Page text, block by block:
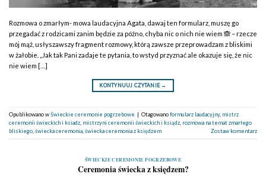
Rozmowa o zmarłym- mowa laudacyjna Agata, dawaj ten formularz, muszę go
przegadać z rodzicami zanim będzie za późno, chyba nic o nich nie wiem 🙈 – rzecze
mój mąż, usłyszawszy fragment rozmowy, którą zawsze przeprowadzam z bliskimi
w żałobie. „Jak tak Pani zadaje te pytania, to wstyd przyznać ale okazuje się, że nic
nie wiem […]
KONTYNUUJ CZYTANIE →
Opublikowano wŚwieckie ceremonie pogrzebowe | Otagowanoformularz laudacyjny, mistrz
ceremonii świeckich i ksiadz mistrzyni ceremonii świeckich i ksiądz rozmowa na temat zmarłego
bliskiego świecka ceremonia świecka ceremonia z księdzem Zostaw komentarz
ŚWIECKIE CEREMONIE POGRZEBOWE
Ceremonia świecka z księdzem?